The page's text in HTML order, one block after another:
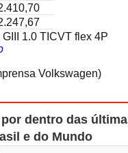
1.0 TICVT flex 4P
Volkswagen)
dentro das
e do Mundo